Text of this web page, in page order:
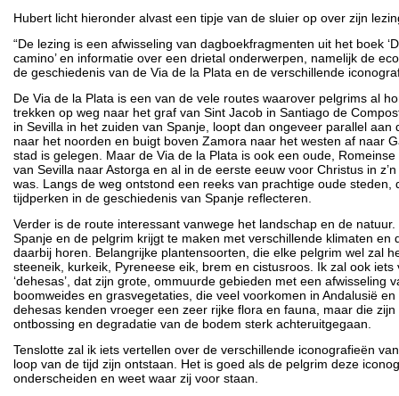
Hubert licht hieronder alvast een tipje van de sluier op over zijn
“De lezing is een afwisseling van dagboekfragmenten uit het boek
camino’ en informatie over een drietal onderwerpen, namelijk de
de geschiedenis van de Via de la Plata en de verschillende
De Via de la Plata is een van de vele routes waarover pelgrims al
trekken op weg naar het graf van Sint Jacob in Santiago de
in Sevilla in het zuiden van Spanje, loopt dan ongeveer parallel aan
naar het noorden en buigt boven Zamora naar het westen af naar
stad is gelegen. Maar de Via de la Plata is ook een oude,
van Sevilla naar Astorga en al in de eerste eeuw voor Christus in
was. Langs de weg ontstond een reeks van prachtige oude steden,
tijdperken in de geschiedenis van Spanje reflecteren.
Verder is de route interessant vanwege het landschap en de
Spanje en de pelgrim krijgt te maken met verschillende klimaten en
daarbij horen. Belangrijke plantensoorten, die elke pelgrim wel zal
steeneik, kurkeik, Pyreneese eik, brem en cistusroos. Ik zal ook iets
‘dehesas’, dat zijn grote, ommuurde gebieden met een afwisseling
boomweides en grasvegetaties, die veel voorkomen in Andalusië
dehesas kenden vroeger een zeer rijke flora en fauna, maar die
ontbossing en degradatie van de bodem sterk achteruitgegaan.
Tenslotte zal ik iets vertellen over de verschillende iconografieën
loop van de tijd zijn ontstaan. Het is goed als de pelgrim deze
onderscheiden en weet waar zij voor staan.